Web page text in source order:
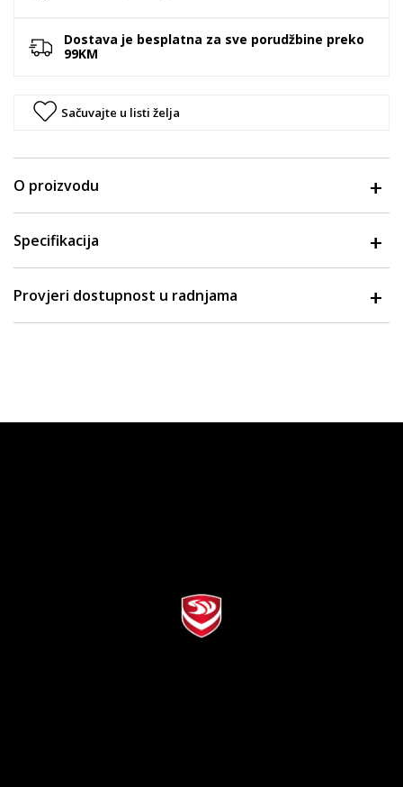
Dostava je besplatna za sve porudžbine preko
99KM
Sačuvajte u listi želja
O proizvodu
Specifikacija
Provjeri dostupnost u radnjama